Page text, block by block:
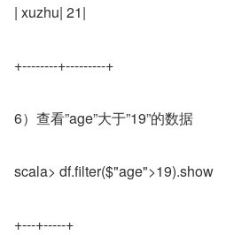
| xuzhu| 21|
+--------+---------+
6）查看”age”大于”19”的数据
scala> df.filter($"age">19).show
+---+-----+